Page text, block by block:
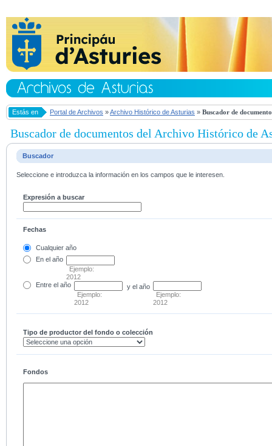
Estás en Portal de Archivos »Archivo Histórico de Asturias » Buscador de
Buscador de documentos del Archivo Histórico de
Buscador
Seleccione e introduzca la información en los campos que le interesen.
Expresión a buscar
Fechas
Cualquier año
En el año
Ejemplo:
2012
Entre el año
Ejemplo:
2012
y el año
Ejemplo:
2012
Tipo de productor del fondo o colección
Fondos